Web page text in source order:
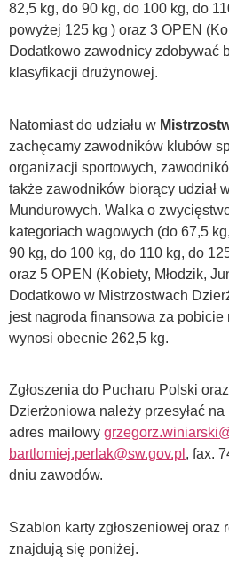
82,5 kg, do 90 kg, do 100 kg, do
powyżej 125 kg ) oraz 3 OPEN
Dodatkowo zawodnicy zdobywać
klasyfikacji drużynowej.
Natomiast do udziału w
zachęcamy zawodników klubów
organizacji sportowych,
także zawodników biorący udział
Mundurowych. Walka o
kategoriach wagowych (do 67,5
90 kg, do 100 kg, do 110 kg, do
oraz 5 OPEN (Kobiety, Młodzik,
Dodatkowo w Mistrzostwach
jest nagroda finansowa za pobicie
wynosi obecnie 262,5 kg.
Zgłoszenia do Pucharu Polski
Dzierżoniowa należy przesyłać
adres mailowy
bartlomiej.perlak@sw.gov.pl , fax.
dniu zawodów.
Szablon karty zgłoszeniowej oraz
znajdują się poniżej.